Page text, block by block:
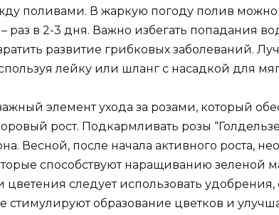
поливами. В жаркую погоду полив
раз в 2-3 дня. Важно избегать попадания
развитие грибковых заболеваний.
лейку или шланг с насадкой для
элемент ухода за розами, который
рост. Подкармливать розы
Весной, после начала активного роста,
способствуют наращиванию зеленой
цветения следует использовать
стимулируют образование цветков и